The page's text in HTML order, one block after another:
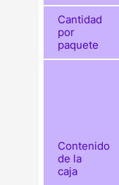
Cantidad
por
paquete
Contenido
de la
caja